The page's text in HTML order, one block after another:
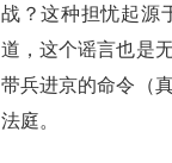
战？这种担忧起源
道，这个谣言也是
带兵进京的命令（
法庭。